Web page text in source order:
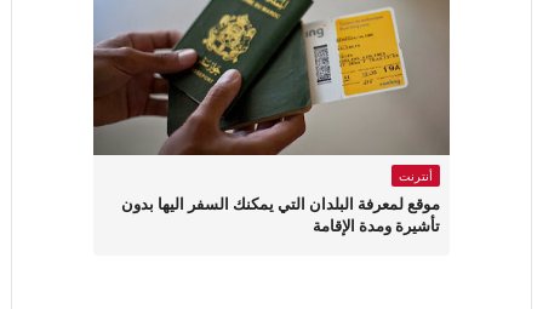
أنترنت
موقع لمعرفة البلدان التي يمكنك السفر اليها بدون
تأشيرة ومدة الإقامة